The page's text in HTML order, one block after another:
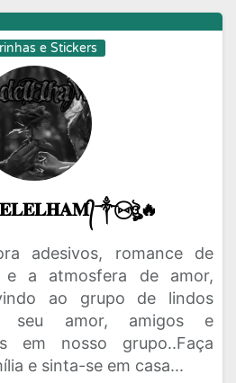
e Stickers
adesivos, romance de
e a atmosfera de amor,
ao grupo de lindos
seu amor, amigos e
em nosso grupo..Faça
e sinta-se em casa...